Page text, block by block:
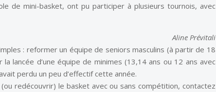
de mini-basket, ont pu participer à plusieurs tournois, avec
Aline Prévitali
: reformer un équipe de seniors masculins (à partir de 18
lancée d’une équipe de minimes (13,14 ans ou 12 ans avec
perdu un peu d’effectif cette année.
redécouvrir) le basket avec ou sans compétition, contactez